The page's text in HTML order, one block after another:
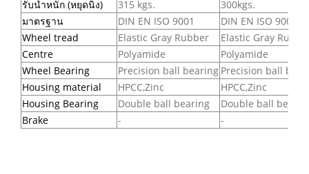
รับน้ำหนัก (หยุดนิ่ง)
315 kgs.
300kgs.
มาตรฐาน
DIN EN ISO 9001
DIN EN ISO 9001
Wheel tread
Elastic Gray Rubber
Elastic Gray
Centre
Polyamide
Polyamide
Wheel Bearing
Precision ball bearing Precision ball
Housing material
HPCC,Zinc
HPCC,Zinc
Housing Bearing
Double ball bearing
Double ball
Brake
- -